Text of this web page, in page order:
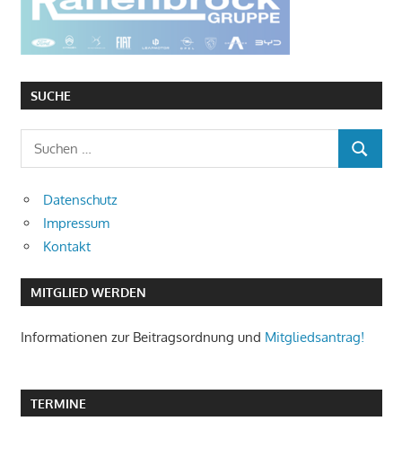
SUCHE
Suchen
nach:
SUCHEN
Datenschutz
Impressum
Kontakt
MITGLIED WERDEN
Informationen zur Beitragsordnung und Mitgliedsantrag!
TERMINE